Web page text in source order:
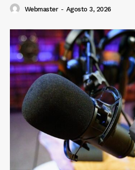
Webmaster - Agosto 3, 2026